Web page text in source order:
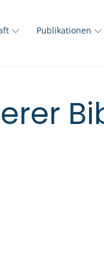
Publikationen